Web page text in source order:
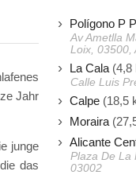
Jahr
junge
das
Polígono P
Av Ametlla
Loix, 03500,
La Cala (4,8
Calle Luis
Calpe (18,5
Moraira
Alicante
Plaza De La
03002